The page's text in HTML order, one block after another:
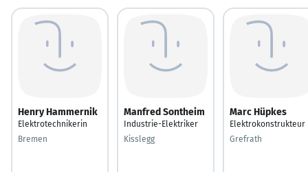
Henry Hammernik
Elektrotechnikerin
Bremen
Manfred Sontheim
Industrie-Elektriker
Kisslegg
Marc Hüpkes
Elektrokonstrukteur
Grefrath